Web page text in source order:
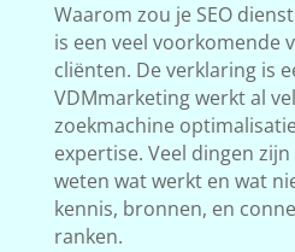
Waarom zou je SEO
is een veel voorkomende
cliënten. De verklaring is
VDMmarketing werkt al
zoekmachine
expertise. Veel dingen
weten wat werkt en wat
kennis, bronnen, en
ranken.